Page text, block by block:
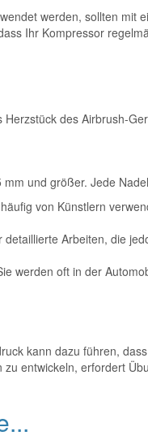
werden, sollten mit
Ihr Kompressor
des Airbrush-
und größer. Jede
von Künstlern
Arbeiten, die
werden oft in der
kann dazu führen,
entwickeln, erfordert